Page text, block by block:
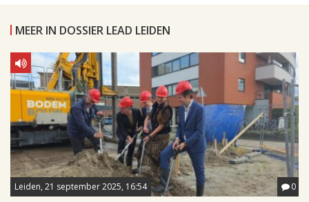
MEER IN DOSSIER LEAD LEIDEN
Leiden, 21 september 2025, 16:54 0